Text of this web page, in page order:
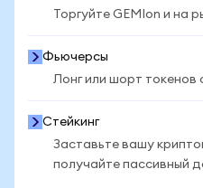
Торгуйте GEMIon и на
Фьючерсы
Лонг или шорт токенов
Стейкинг
Заставьте вашу
получайте пассивный